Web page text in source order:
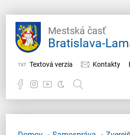
Mestská časť
Bratislava-
Textová verzia Kontakty
Samospráva